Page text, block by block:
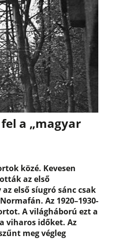
a „magyar
közé. Kevesen
az első
első síugró sánc csak
Az 1920–1930-
A világháború ezt a
viharos időket. Az
meg végleg